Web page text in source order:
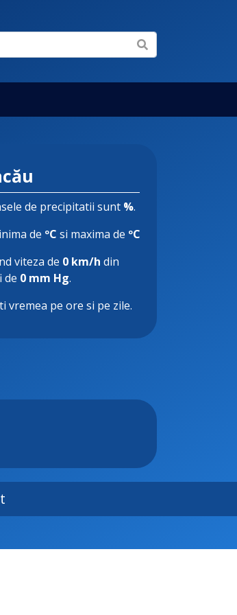
de precipitatii sunt %.
de ºC si maxima de ºC
viteza de 0 km/h din
de 0 mm Hg.
vremea pe ore si pe zile.